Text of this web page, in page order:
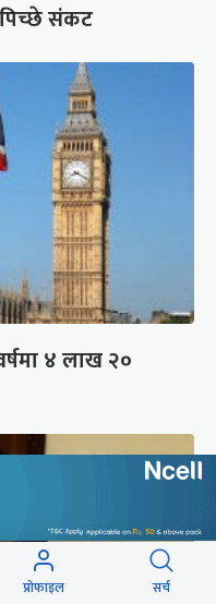
संकट
४ लाख २०
प्रोफाइल सर्च